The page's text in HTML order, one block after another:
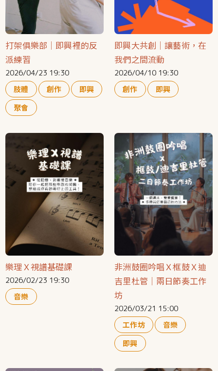
打架俱樂部｜即興裡的反
派練習
2026/04/23 19:30
肢體
創作
即興
聚會
即興大共創｜讓藝術，在
我們之間流動
2026/04/10 19:30
創作
即興
樂理Ｘ視譜基礎課
2026/02/23 19:30
音樂
非洲鼓圈吟唱Ｘ框鼓Ｘ迪
吉里杜管｜兩日節奏工作
坊
2026/03/21 15:00
工作坊
音樂
即興